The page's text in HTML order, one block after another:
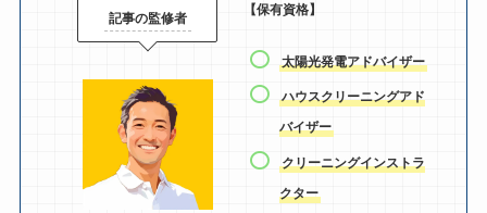
記事の監修者
【保有資格】
太陽光発電アドバイザー
ハウスクリーニングアド
バイザー
クリーニングインストラ
クター